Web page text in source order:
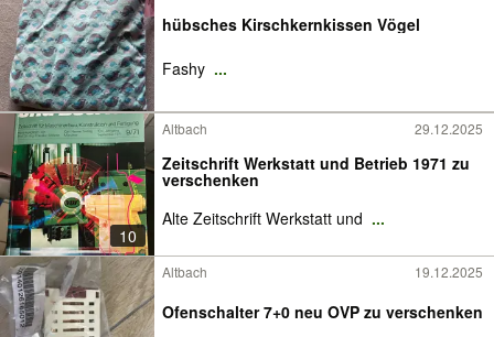
hübsches Kirschkernkissen Vögel
Fashy ...
10
Altbach 29.12.2025
Zeitschrift Werkstatt und Betrieb 1971 zu
verschenken
Alte Zeitschrift Werkstatt und ...
Altbach 19.12.2025
Ofenschalter 7+0 neu OVP zu verschenken